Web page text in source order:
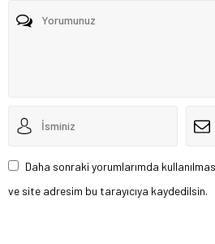
Daha sonraki yorumlarımda
ve site adresim bu tarayıcıya kaydedilsin.